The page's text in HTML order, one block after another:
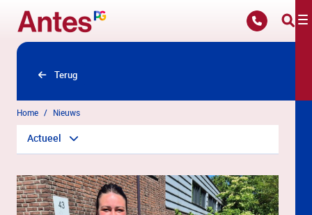
Overslaan en naar hoofdinhoud gaan
Terug
Home Nieuws
Actueel